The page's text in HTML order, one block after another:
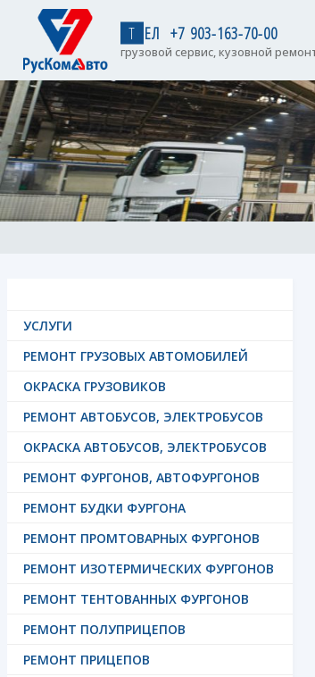
Т ЕЛ +7 903-163-70-00
грузовой сервис, кузовной
УСЛУГИ
РЕМОНТ ГРУЗОВЫХ АВТОМОБИЛЕЙ
ОКРАСКА ГРУЗОВИКОВ
РЕМОНТ АВТОБУСОВ, ЭЛЕКТРОБУСОВ
ОКРАСКА АВТОБУСОВ, ЭЛЕКТРОБУСОВ
РЕМОНТ ФУРГОНОВ, АВТОФУРГОНОВ
РЕМОНТ БУДКИ ФУРГОНА
РЕМОНТ ПРОМТОВАРНЫХ ФУРГОНОВ
РЕМОНТ ИЗОТЕРМИЧЕСКИХ ФУРГОНОВ
РЕМОНТ ТЕНТОВАННЫХ ФУРГОНОВ
РЕМОНТ ПОЛУПРИЦЕПОВ
РЕМОНТ ПРИЦЕПОВ